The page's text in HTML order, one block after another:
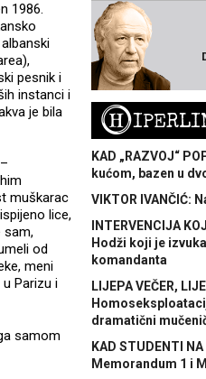
1986.
pesnik i
instanci i
je bila
muškarac
lice,
sam,
od
meni
Parizu i
samom
H
KAD „RAZVOJ“
kućom, bazen u
VIKTOR IVANČIĆ:
INTERVENCIJA
Hodži koji je
komandanta
LIJEPA VEČER,
dramatični
KAD STUDENTI NA
Memorandum 1 i